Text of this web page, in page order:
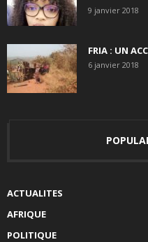
9 janvier 2018
FRIA : UN
6 janvier 2018
ACTUALITES
AFRIQUE
POLITIQUE